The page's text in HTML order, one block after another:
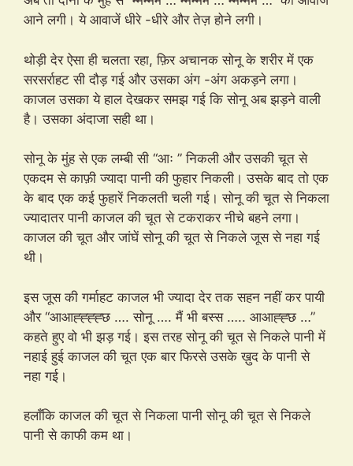
आने लगी। ये आवाजें धीरे -धीरे और तेज़ होने लगी।
थोड़ी देर ऐसा ही चलता रहा, फ़िर अचानक सोनू के शरीर में एक
सरसर्राहट सी दौड़ गई और उसका अंग -अंग अकड़ने लगा।
काजल उसका ये हाल देखकर समझ गई कि सोनू अब झड़ने वाली
है। उसका अंदाजा सही था।
सोनू के मुंह से एक लम्बी सी “आः ” निकली और उसकी चूत से
एकदम से काफ़ी ज्यादा पानी की फुहार निकली। उसके बाद तो एक
के बाद एक कई फुहारें निकलती चली गई। सोनू की चूत से निकला
ज्यादातर पानी काजल की चूत से टकराकर नीचे बहने लगा।
काजल की चूत और जांघें सोनू की चूत से निकले जूस से नहा गई
थी।
इस जूस की गर्माहट काजल भी ज्यादा देर तक सहन नहीं कर पायी
और “आआह्ह्ह्ह्छ …. सोनू …. मैं भी बस्स ….. आआह्ह्छ …”
कहते हुए वो भी झड़ गई। इस तरह सोनू की चूत से निकले पानी में
नहाई हुई काजल की चूत एक बार फिरसे उसके ख़ुद के पानी से
नहा गई।
हलाँकि काजल की चूत से निकला पानी सोनू की चूत से निकले
पानी से काफी कम था।